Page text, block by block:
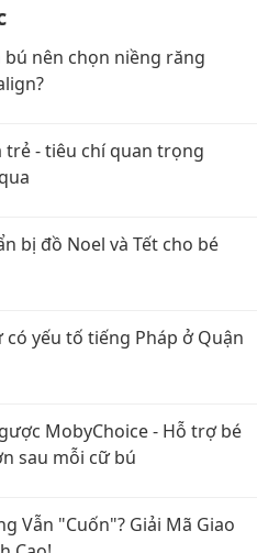
nên chọn niềng răng
- tiêu chí quan trọng
bị đồ Noel và Tết cho bé
yếu tố tiếng Pháp ở Quận
MobyChoice - Hỗ trợ bé
sau mỗi cữ bú
Vẫn "Cuốn"? Giải Mã Giao